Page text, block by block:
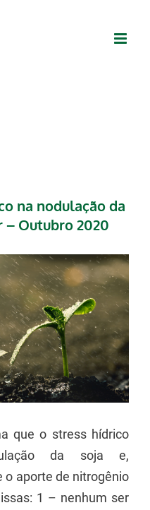
na nodulação da
– Outubro 2020
que o stress hídrico
da soja e,
o aporte de nitrogênio
1 – nenhum ser